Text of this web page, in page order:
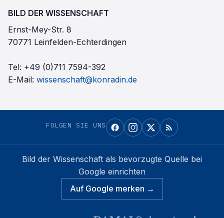
BILD DER WISSENSCHAFT
Ernst-Mey-Str. 8
70771 Leinfelden-Echterdingen
Tel: +49 (0)711 7594-392
E-Mail: wissenschaft@konradin.de
FOLGEN SIE UNS
Bild der Wissenschaft als bevorzugte Quelle bei
Google einrichten
Auf Google merken →